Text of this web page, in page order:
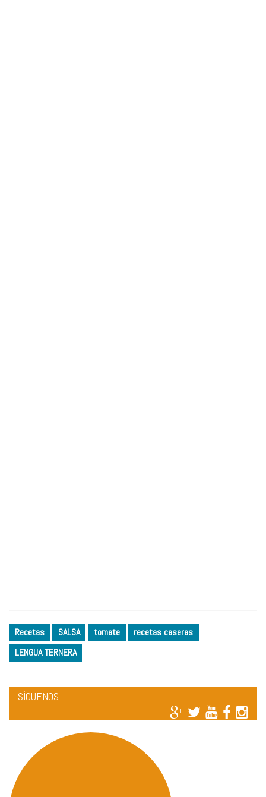
Recetas SALSA tomate
recetas caseras
LENGUA TERNERA
SÍGUENOS